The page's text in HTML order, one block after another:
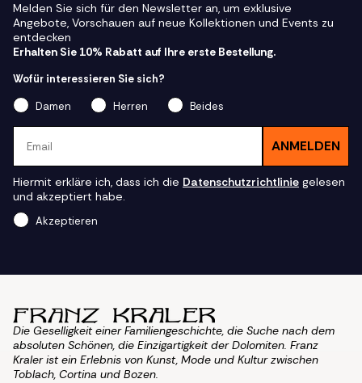
Melden Sie sich für den Newsletter an, um exklusive
Angebote, Vorschauen auf neue Kollektionen und Events zu
entdecken
Erhalten Sie 10% Rabatt auf Ihre erste Bestellung.
Wofür interessieren Sie sich?
Damen
Herren
Beides
ANMELDEN
Hiermit erkläre ich, dass ich die Datenschutzrichtlinie gelesen
und akzeptiert habe.
Akzeptieren
Die Geselligkeit einer Familiengeschichte, die Suche nach dem
absoluten Schönen, die Einzigartigkeit der Dolomiten. Franz
Kraler ist ein Erlebnis von Kunst, Mode und Kultur zwischen
Toblach, Cortina und Bozen.